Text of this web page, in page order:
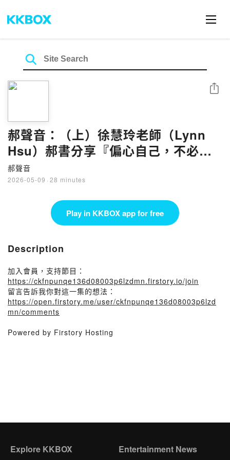
郝聲音：（上）徐慧玲老師（Lynn
Hsu）郝書分享『偏心自己，不必向
誰說明』：16道練習題，寫給在妥協
與夢想之間努力的我們
郝聲音
2026-05-09 · 28 minutes
Share
Play in KKBOX app for free
Description
加入會員，支持節目：
https://ckfnpunqe136d08003p6lzdmn.firstory.io/join
留言告訴我你對這一集的想法：
https://open.firstory.me/user/ckfnpunqe136d08003p6lzd
mn/comments
Powered by Firstory Hosting
Explore KKBOX Entertainment News